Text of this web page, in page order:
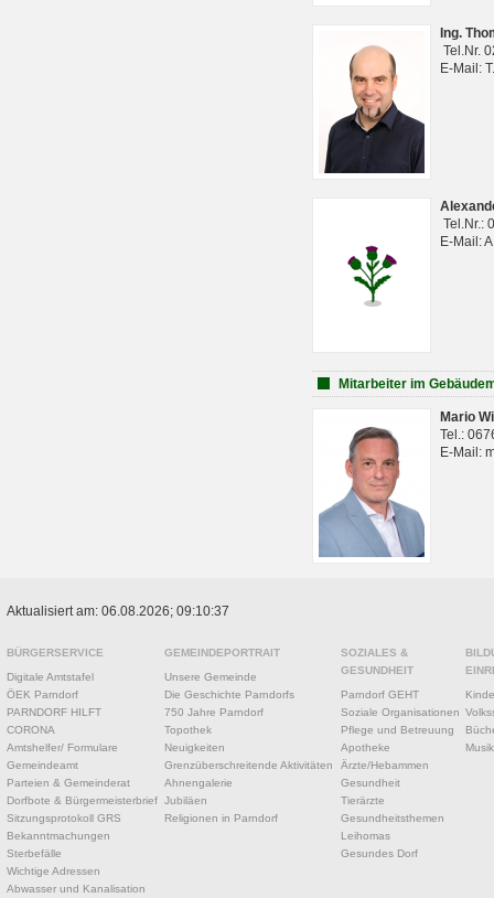
Ing.
Tel.Nr.
E-Mail:
Tel.Nr.:
E-Mail:
Mitarbeiter im
Mario
Tel.:
E-Mail:
Aktualisiert am: 06.08.2026; 09:10:37
BÜRGERSERVICE
Digitale Amtstafel
ÖEK Parndorf
PARNDORF HILFT
CORONA
Amtshelfer/ Formulare
Gemeindeamt
Parteien & Gemeinderat
Dorfbote & Bürgermeisterbrief
Sitzungsprotokoll GRS
Bekanntmachungen
Sterbefälle
Wichtige Adressen
Abwasser und Kanalisation
GEMEINDEPORTRAIT
Unsere Gemeinde
Die Geschichte Parndorfs
750 Jahre Parndorf
Topothek
Neuigkeiten
Grenzüberschreitende Aktivitäten
Ahnengalerie
Jubiläen
Religionen in Parndorf
SOZIALES &
GESUNDHEIT
Parndorf GEHT
Soziale Organisationen
Pflege und Betreuung
Apotheke
Ärzte/Hebammen
Gesundheit
Tierärzte
Gesundheitsthemen
Leihomas
Gesundes Dorf